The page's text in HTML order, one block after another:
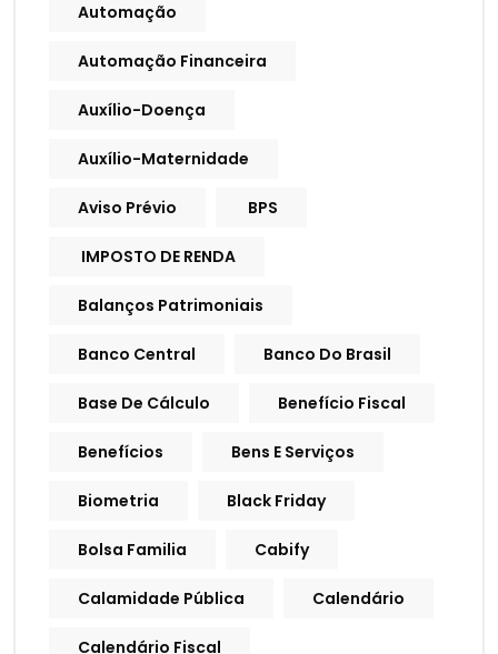
Automação
Automação Financeira
Auxílio-Doença
Auxílio-Maternidade
Aviso Prévio BPS
IMPOSTO DE RENDA
Balanços Patrimoniais
Banco Central Banco Do Brasil
Base De Cálculo Benefício Fiscal
Benefícios Bens E Serviços
Biometria Black Friday
Bolsa Familia Cabify
Calamidade Pública Calendário
Calendário Fiscal